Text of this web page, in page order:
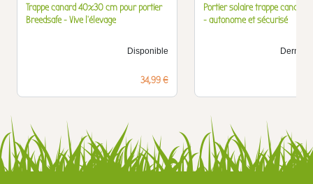
Trappe canard 40x30 cm pour portier
Breedsafe - Vive l'élevage
Disponible
Prix
34,99 €
Portier solaire trappe canard
- autonome et sécurisé